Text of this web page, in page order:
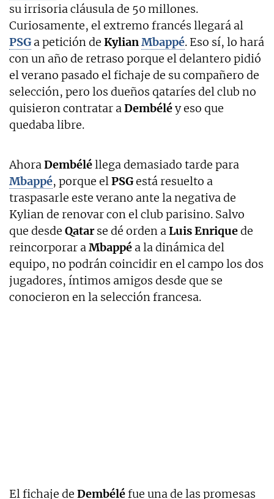
su irrisoria cláusula de 50 millones.
Curiosamente, el extremo francés llegará al
PSG a petición de KylianMbappé. Eso sí, lo hará
con un año de retraso porque el delantero pidió
el verano pasado el fichaje de su compañero de
selección, pero los dueños qataríes del club no
quisieron contratar aDembéléy eso que
quedaba libre.
AhoraDembéléllega demasiado tarde para
Mbappé, porque elPSGestá resuelto a
traspasarle este verano ante la negativa de
Kylian de renovar con el club parisino. Salvo
que desde Qatarse dé orden aLuis Enriquede
reincorporar aMbappé a la dinámica del
equipo, no podrán coincidir en el campo los dos
jugadores, íntimos amigos desde que se
conocieron en la selección francesa.
El fichaje de Dembéléfue una de las promesas